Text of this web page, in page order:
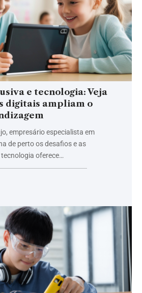
e tecnologia: Veja
digitais ampliam o
empresário especialista em
de perto os desafios e as
oferece…